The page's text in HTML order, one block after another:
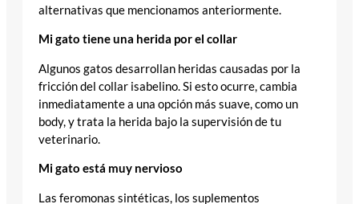
alternativas que mencionamos anteriormente.
Mi gato tiene una herida por el collar
Algunos gatos desarrollan heridas causadas por la
fricción del collar isabelino. Si esto ocurre, cambia
inmediatamente a una opción más suave, como un
body, y trata la herida bajo la supervisión de tu
veterinario.
Mi gato está muy nervioso
Las feromonas sintéticas, los suplementos